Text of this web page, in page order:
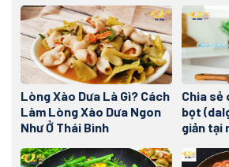
Lòng Xào Dưa Là Gì? Cách
Làm Lòng Xào Dưa Ngon
Như Ở Thái Bình
Chia sẻ
bọt
giản tại